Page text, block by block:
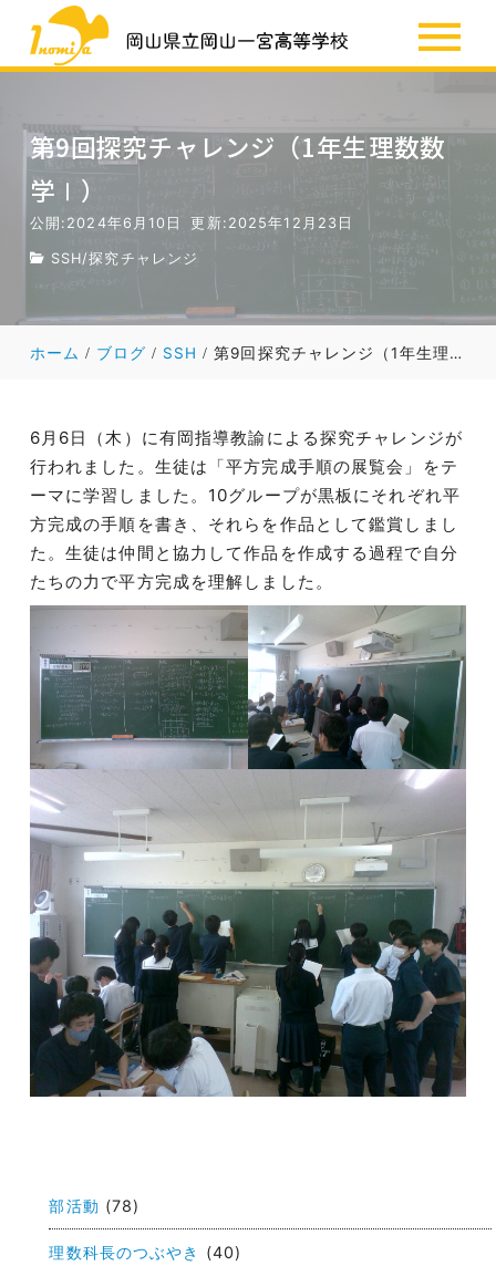
SSH
第9回探究チャレンジ（1年生理数数
学Ⅰ）
公開:2024年6月10日 更新:2025年12月23日
SSH/探究チャレンジ
ホーム ブログ SSH 第9回探究チャレンジ（1年生理数数学Ⅰ）
6月6日（木）に有岡指導教諭による探究チャレンジが
行われました。生徒は「平方完成手順の展覧会」をテ
ーマに学習しました。10グループが黒板にそれぞれ平
方完成の手順を書き、それらを作品として鑑賞しまし
た。生徒は仲間と協力して作品を作成する過程で自分
たちの力で平方完成を理解しました。
ナ
ビ
部活動 (78)
理数科長のつぶやき (40)